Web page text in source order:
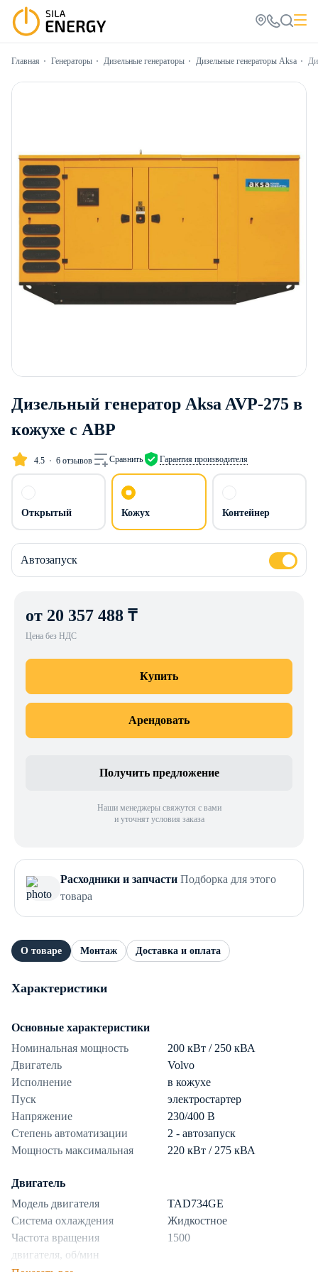
Главная Генераторы Дизельные генераторы Дизельные генераторы Aksa
Дизельный генератор Aksa AVP-275 в
кожухе с АВР
4.5 6 отзывов Сравнить Гарантия производителя
Открытый Кожух Контейнер
Автозапуск
от 20 357 488 ₸
Цена без НДС
Купить
Арендовать
Получить предложение
Наши менеджеры свяжутся с вами
и уточнят условия заказа
Расходники и запчасти Подборка для этого
товара
О товаре Монтаж Доставка и оплата
Характеристики
Основные характеристики
Номинальная мощность
200 кВт / 250 кВА
Двигатель
Volvo
Исполнение
в кожухе
Пуск
электростартер
Напряжение
230/400 В
Степень автоматизации
2 - автозапуск
Мощность максимальная
220 кВт / 275 кВА
Двигатель
Модель двигателя
TAD734GE
Система охлаждения
Жидкостное
Частота вращения
двигателя, об/мин
1500